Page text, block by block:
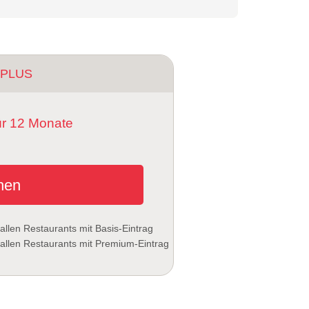
12 Monate
Restaurants mit Basis-Eintrag
Restaurants mit Premium-Eintrag